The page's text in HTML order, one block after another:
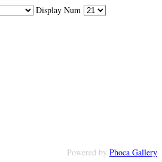
Display Num
Powered by Phoca Gallery